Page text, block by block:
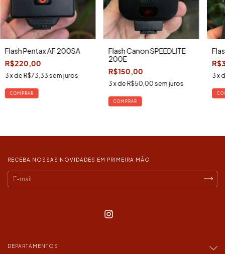
Flash Pentax AF 200SA
R$220,00
3x de R$73,33 sem juros
Flash Canon SPEEDLITE
200E
R$150,00
3x de R$50,00 sem juros
3 x
RECEBA NOSSAS NOVIDADES EM PRIMEIRA MÃO
DEPARTAMENTOS